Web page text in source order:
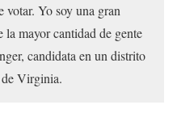
votar. Yo soy una gran
la mayor cantidad de gente
candidata en un distrito
Virginia.